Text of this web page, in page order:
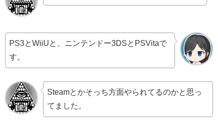
PS3とWiiUと、ニンテンドー3DSとPSVitaで
す。
Steamとかそっち方面やられてるのかと思っ
てました。